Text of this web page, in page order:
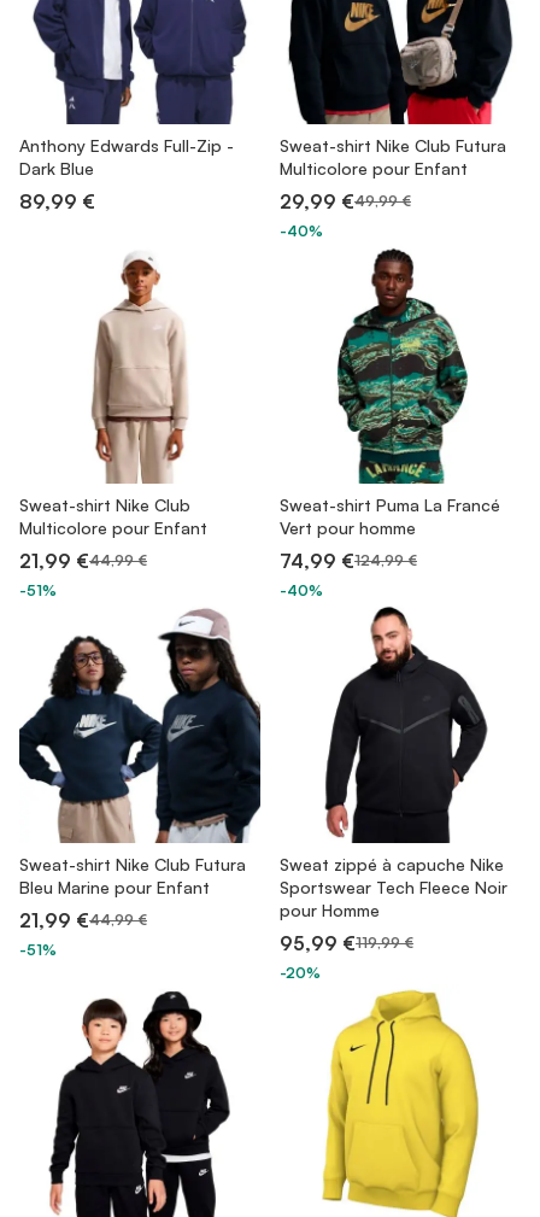
Anthony Edwards Full-Zip -
Dark Blue
89,99 €
Sweat-shirt Nike Club Futura
Multicolore pour Enfant
29,99 €49,99 €
-40%
Sweat-shirt Nike Club
Multicolore pour Enfant
21,99 €44,99 €
-51%
Sweat-shirt Puma La Francé
Vert pour homme
74,99 €124,99 €
-40%
Sweat-shirt Nike Club Futura
Bleu Marine pour Enfant
21,99 €44,99 €
-51%
Sweat zippé à capuche Nike
Sportswear Tech Fleece Noir
pour Homme
95,99 €119,99 €
-20%